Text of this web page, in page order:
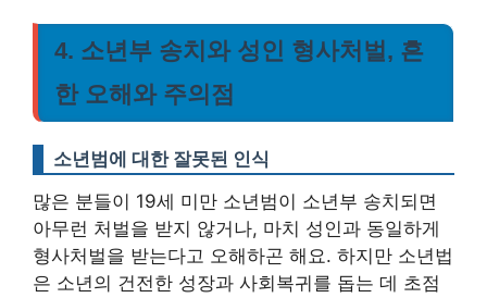
4. 소년부 송치와 성인 형사처벌, 흔
한 오해와 주의점
소년범에 대한 잘못된 인식
많은 분들이 19세 미만 소년범이 소년부 송치되면
아무런 처벌을 받지 않거나, 마치 성인과 동일하게
형사처벌을 받는다고 오해하곤 해요. 하지만 소년법
은 소년의 건전한 성장과 사회복귀를 돕는 데 초점